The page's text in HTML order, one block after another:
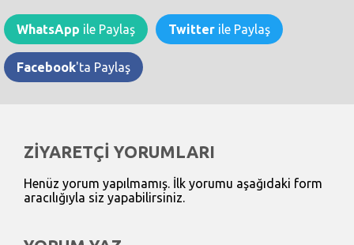
WhatsApp ile Paylaş Twitter ile Paylaş
Facebook'ta Paylaş
ZİYARETÇİ YORUMLARI
Henüz yorum yapılmamış. İlk yorumu aşağıdaki form
aracılığıyla siz yapabilirsiniz.